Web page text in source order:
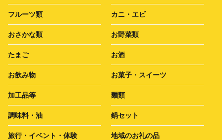
フルーツ類 カニ・エビ
おさかな類 お野菜類
たまご お酒
お飲み物 お菓子・スイーツ
加工品等 麺類
調味料・油 鍋セット
旅行・イベント・体験 地域のお礼の品